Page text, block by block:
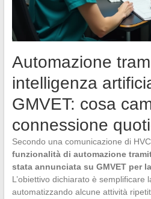
Automazione
intelligenza
GMVET: cosa
connessione
Secondo una comunicazione di
funzionalità di automazione
stata annunciata su GMVET per
L’obiettivo dichiarato è semplificare
automatizzando alcune attività